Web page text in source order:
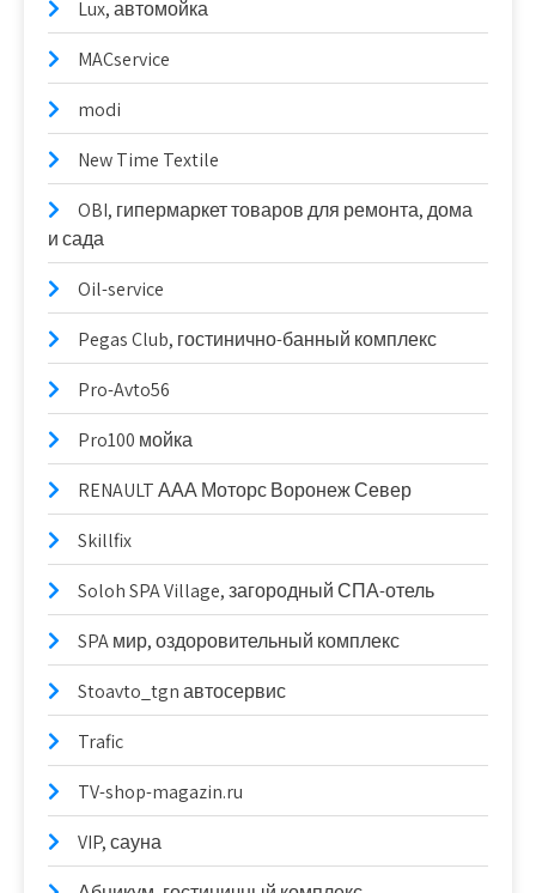
Lux, автомойка
MACservice
modi
New Time Textile
OBI, гипермаркет товаров для ремонта, дома
и сада
Oil-service
Pegas Club, гостинично-банный комплекс
Pro-Avto56
Pro100 мойка
RENAULT ААА Моторс Воронеж Север
Skillfix
Soloh SPA Village, загородный СПА-отель
SPA мир, оздоровительный комплекс
Stoavto_tgn автосервис
Trafic
TV-shop-magazin.ru
VIP, сауна